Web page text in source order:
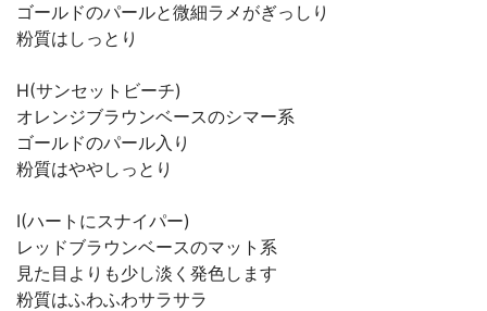
ゴールドのパールと微細ラメがぎっしり
粉質はしっとり
H(サンセットビーチ)
オレンジブラウンベースのシマー系
ゴールドのパール入り
粉質はややしっとり
I(ハートにスナイパー)
レッドブラウンベースのマット系
見た目よりも少し淡く発色します
粉質はふわふわサラサラ